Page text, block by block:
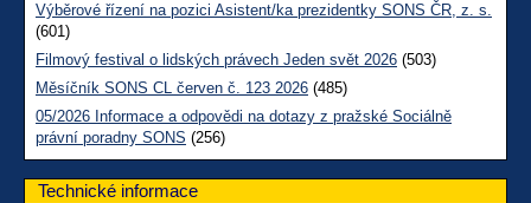
Výběrové řízení na pozici Asistent/ka prezidentky SONS ČR, z. s.
(601)
Filmový festival o lidských právech Jeden svět 2026 (503)
Měsíčník SONS CL červen č. 123 2026 (485)
05/2026 Informace a odpovědi na dotazy z pražské Sociálně
právní poradny SONS (256)
Technické informace